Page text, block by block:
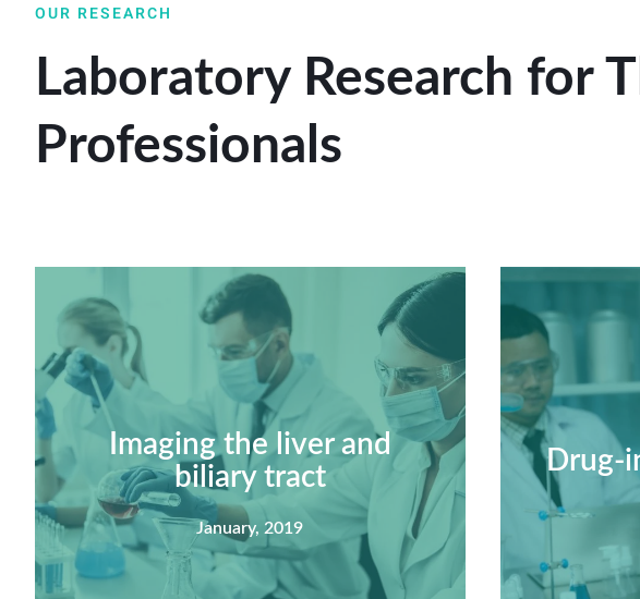
OUR RESEARCH
Laboratory Research for
Professionals
Imaging the liver and
biliary tract
January, 2019
Drug-